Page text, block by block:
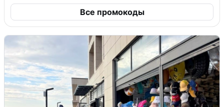
Все промокоды